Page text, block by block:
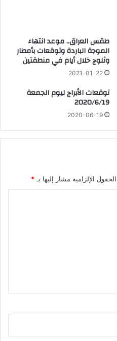
طقس العراق.. موعد انتهاء
الموجة الباردة وتوقعات بأمطار
وثلوج خلال أيام في منطقتين
2021-01-22
توقعات الأبراج ليوم الجمعة
2020/6/19
2020-06-19
الحقول الإلزامية مشار إليها بـ *